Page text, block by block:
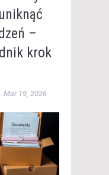
–
krok
Mar 19, 2026